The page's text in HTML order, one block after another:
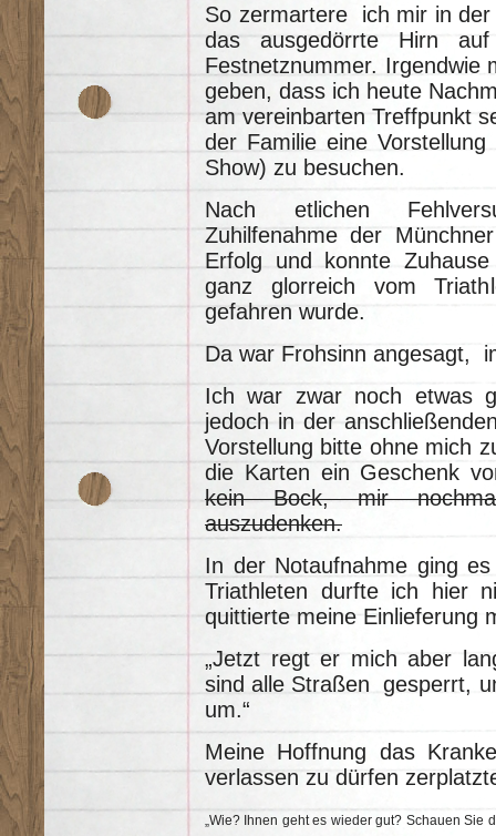
So zermartere ich mir in
das ausgedörrte Hirn
Festnetznummer. Irgendwie
geben, dass ich heute
am vereinbarten Treffpunkt
der Familie eine
Show) zu besuchen.
Nach etlichen
Zuhilfenahme der
Erfolg und konnte
ganz glorreich vom
gefahren wurde.
Da war Frohsinn angesagt,
Ich war zwar noch etwas
jedoch in der
Vorstellung bitte ohne mich
die Karten ein Geschenk
kein Bock, mir
auszudenken.
In der Notaufnahme ging
Triathleten durfte ich hier
quittierte meine Einlieferung
„Jetzt regt er mich aber
sind alle Straßen gesperrt,
um.“
Meine Hoffnung das
verlassen zu dürfen
„Wie? Ihnen geht es wieder gut? Schauen